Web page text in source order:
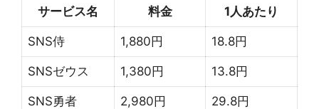
サービス名 料金 1人あたり
SNS侍 1,880円 18.8円
SNSゼウス 1,380円 13.8円
SNS勇者 2,980円 29.8円